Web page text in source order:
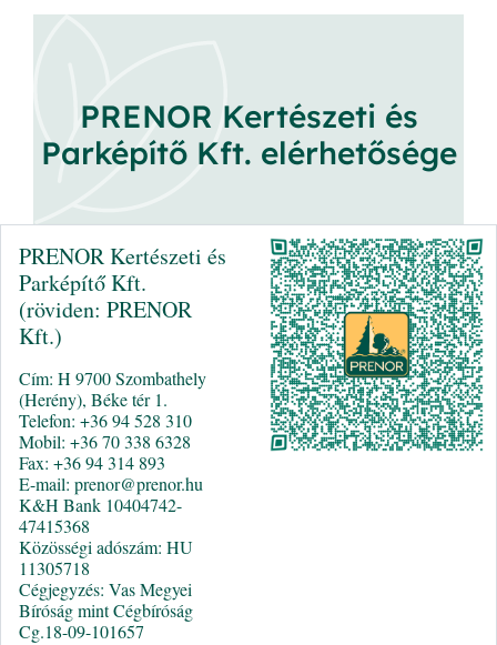
PRENOR Kertészeti és
Parképítő Kft. elérhetősége
PRENOR Kertészeti és
Parképítő Kft.
(röviden: PRENOR
Kft.)
Cím: H 9700 Szombathely
(Herény), Béke tér 1.
Telefon: +36 94 528 310
Mobil: +36 70 338 6328
Fax: +36 94 314 893
E-mail: prenor@prenor.hu
K&H Bank 10404742-
47415368
Közösségi adószám: HU
11305718
Cégjegyzés: Vas Megyei
Bíróság mint Cégbíróság
Cg.18-09-101657